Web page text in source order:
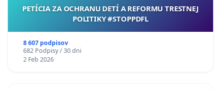
PETÍCIA ZA OCHRANU DETÍ A REFORMU TRESTNEJ
POLITIKY #STOPPDFL
8 607 podpisov
682 Podpisy / 30 dni
2 Feb 2026